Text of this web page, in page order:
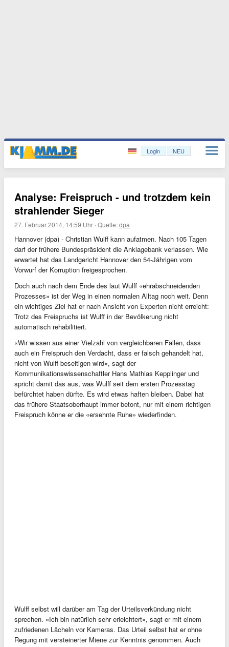
Login NEU
Analyse: Freispruch - und trotzdem kein
strahlender Sieger
27. Februar 2014, 14:59 Uhr ·Quelle:dpa
Hannover (dpa) - Christian Wulff kann aufatmen. Nach 105 Tagen
darf der frühere Bundespräsident die Anklagebank verlassen. Wie
erwartet hat das Landgericht Hannover den 54-Jährigen vom
Vorwurf der Korruption freigesprochen.
Doch auch nach dem Ende des laut Wulff «ehrabschneidenden
Prozesses» ist der Weg in einen normalen Alltag noch weit. Denn
ein wichtiges Ziel hat er nach Ansicht von Experten nicht erreicht:
Trotz des Freispruchs ist Wulff in der Bevölkerung nicht
automatisch rehabilitiert.
«Wir wissen aus einer Vielzahl von vergleichbaren Fällen, dass
auch ein Freispruch den Verdacht, dass er falsch gehandelt hat,
nicht von Wulff beseitigen wird», sagt der
Kommunikationswissenschaftler Hans Mathias Kepplinger und
spricht damit das aus, was Wulff seit dem ersten Prozesstag
befürchtet haben dürfte. Es wird etwas haften bleiben. Dabei hat
das frühere Staatsoberhaupt immer betont, nur mit einem richtigen
Freispruch könne er die «ersehnte Ruhe» wiederfinden.
Wulff selbst will darüber am Tag der Urteilsverkündung nicht
sprechen. «Ich bin natürlich sehr erleichtert», sagt er mit einem
zufriedenen Lächeln vor Kameras. Das Urteil selbst hat er ohne
Regung mit versteinerter Miene zur Kenntnis genommen. Auch